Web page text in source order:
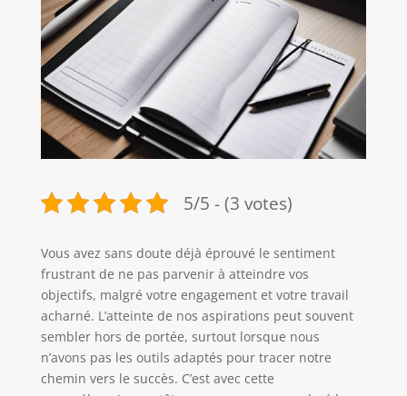
5/5 - (3 votes)
Vous avez sans doute déjà éprouvé le sentiment
frustrant de ne pas parvenir à atteindre vos
objectifs, malgré votre engagement et votre travail
acharné. L’atteinte de nos aspirations peut souvent
sembler hors de portée, surtout lorsque nous
n’avons pas les outils adaptés pour tracer notre
chemin vers le succès. C’est avec cette